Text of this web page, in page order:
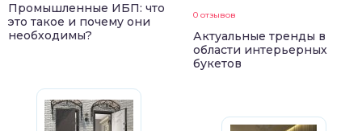
Промышленные ИБП: что
это такое и почему они
необходимы?
0 отзывов
Актуальные тренды в
области интерьерных
букетов